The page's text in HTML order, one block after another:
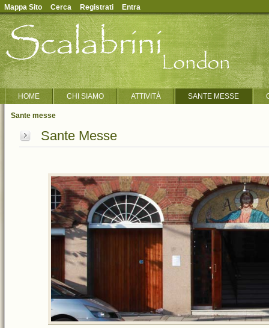
HOME CHI SIAMO ATTIVITÀ SANTE MESSE
Sante messe
Sante Messe
Mappa Sito Cerca Registrati Entra